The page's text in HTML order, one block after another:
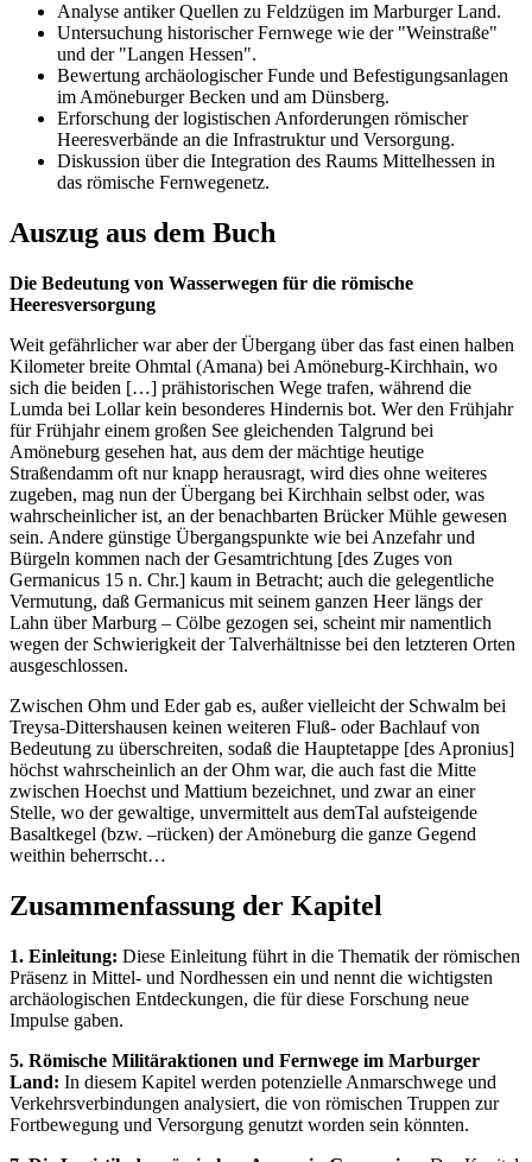
Analyse antiker Quellen zu Feldzügen im Marburger Land.
Untersuchung historischer Fernwege wie der "Weinstraße"
und der "Langen Hessen".
Bewertung archäologischer Funde und Befestigungsanlagen
im Amöneburger Becken und am Dünsberg.
Erforschung der logistischen Anforderungen römischer
Heeresverbände an die Infrastruktur und Versorgung.
Diskussion über die Integration des Raums Mittelhessen in
das römische Fernwegenetz.
Auszug aus dem Buch
Die Bedeutung von Wasserwegen für die römische
Heeresversorgung
Weit gefährlicher war aber der Übergang über das fast einen halben
Kilometer breite Ohmtal (Amana) bei Amöneburg-Kirchhain, wo
sich die beiden […] prähistorischen Wege trafen, während die
Lumda bei Lollar kein besonderes Hindernis bot. Wer den Frühjahr
für Frühjahr einem großen See gleichenden Talgrund bei
Amöneburg gesehen hat, aus dem der mächtige heutige
Straßendamm oft nur knapp herausragt, wird dies ohne weiteres
zugeben, mag nun der Übergang bei Kirchhain selbst oder, was
wahrscheinlicher ist, an der benachbarten Brücker Mühle gewesen
sein. Andere günstige Übergangspunkte wie bei Anzefahr und
Bürgeln kommen nach der Gesamtrichtung [des Zuges von
Germanicus 15 n. Chr.] kaum in Betracht; auch die gelegentliche
Vermutung, daß Germanicus mit seinem ganzen Heer längs der
Lahn über Marburg – Cölbe gezogen sei, scheint mir namentlich
wegen der Schwierigkeit der Talverhältnisse bei den letzteren Orten
ausgeschlossen.
Zwischen Ohm und Eder gab es, außer vielleicht der Schwalm bei
Treysa-Dittershausen keinen weiteren Fluß- oder Bachlauf von
Bedeutung zu überschreiten, sodaß die Hauptetappe [des Apronius]
höchst wahrscheinlich an der Ohm war, die auch fast die Mitte
zwischen Hoechst und Mattium bezeichnet, und zwar an einer
Stelle, wo der gewaltige, unvermittelt aus demTal aufsteigende
Basaltkegel (bzw. –rücken) der Amöneburg die ganze Gegend
weithin beherrscht…
Zusammenfassung der Kapitel
1. Einleitung: Diese Einleitung führt in die Thematik der römischen
Präsenz in Mittel- und Nordhessen ein und nennt die wichtigsten
archäologischen Entdeckungen, die für diese Forschung neue
Impulse gaben.
5. Römische Militäraktionen und Fernwege im Marburger
Land: In diesem Kapitel werden potenzielle Anmarschwege und
Verkehrsverbindungen analysiert, die von römischen Truppen zur
Fortbewegung und Versorgung genutzt worden sein könnten.